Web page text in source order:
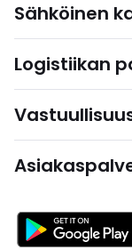
Sähköinen
Logistiikan